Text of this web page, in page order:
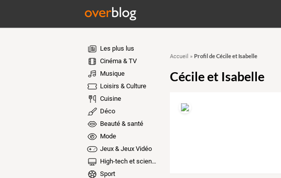
Les plus lus
Cinéma & TV
Musique
Loisirs & Culture
Cuisine
Déco
Beauté & santé
Mode
Jeux & Jeux Vidéo
High-tech et sciences
Sport
Accueil » Profil de Cécile et Isabelle
Cécile et Isabelle